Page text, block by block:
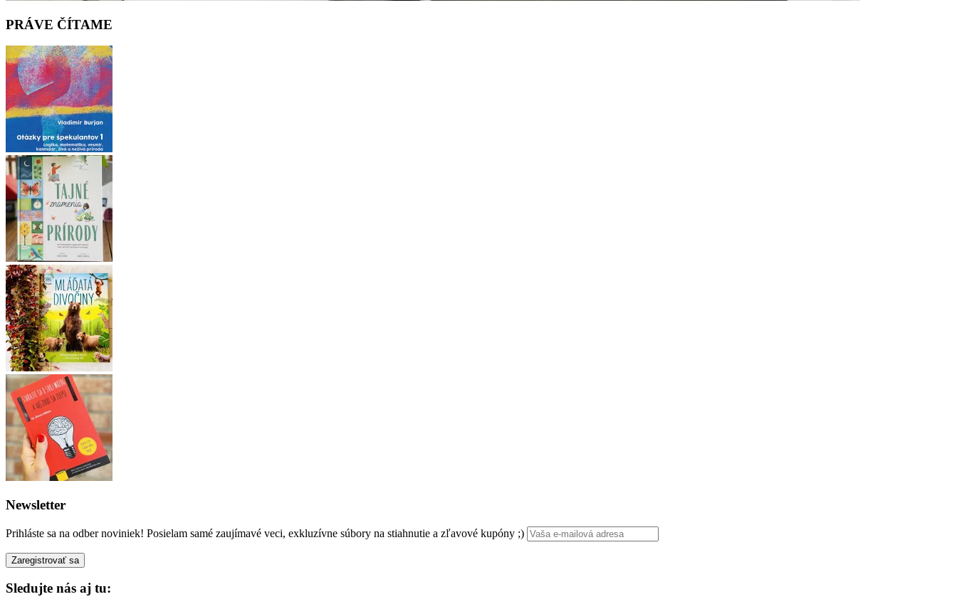
PRÁVE ČÍTAME
Newsletter
Prihláste sa na odber noviniek! Posielam samé zaujímavé veci, exkluzívne súbory na stiahnutie a zľavové kupóny ;)
Sledujte nás aj tu: